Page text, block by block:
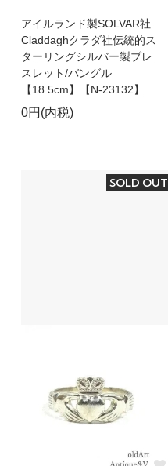
アイルランド製SOLVAR社
Claddaghクラダ社伝統的ス
ターリングシルバー製ブレ
スレット/バングル
【18.5cm】【N-23132】
0円(内税)
SOLD OUT